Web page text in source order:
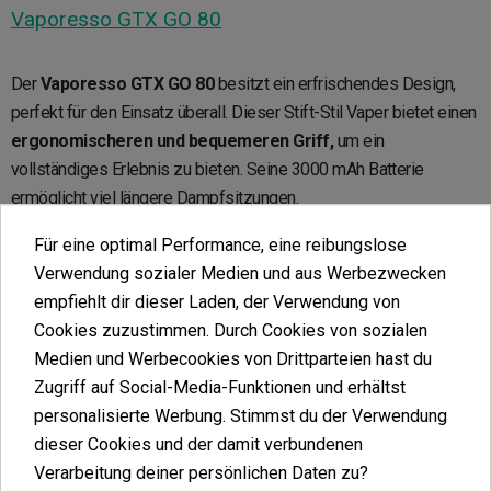
Vaporesso GTX GO 80
DerVaporesso GTX GO 80besitzt ein erfrischendes Design,
perfekt für den Einsatz überall. Dieser Stift-Stil Vaper bietet einen
ergonomischeren und bequemeren Griff,um ein
vollständiges Erlebnis zu bieten. Seine 3000 mAh Batterie
ermöglicht viel längere Dampfsitzungen.
Suchen Sie einen Verdampfer für Anfänger?
Wenn Sie mit dem Dampfen beginnen, können Sie verschiedene
Modelle finden, die perfekt für Sie sind. Im Vaporesso Katalog
gibt es viele verschiedene Arten von Verdampfern, sodass es
kein Problem sein wird, denjenigen zu finden, deram besten zu
Ihnen passt.Einer davon ist das Vaporesso Veco Solo Kit, das
alles Notwendige bietet, um das Dampfen einfach zu genießen.
Für eine optimal Performance, eine reibungslose
Verwendung sozialer Medien und aus Werbezwecken
empfiehlt dir dieser Laden, der Verwendung von
Cookies zuzustimmen. Durch Cookies von sozialen
Medien und Werbecookies von Drittparteien hast du
Zugriff auf Social-Media-Funktionen und erhältst
personalisierte Werbung. Stimmst du der Verwendung
dieser Cookies und der damit verbundenen
Verarbeitung deiner persönlichen Daten zu?